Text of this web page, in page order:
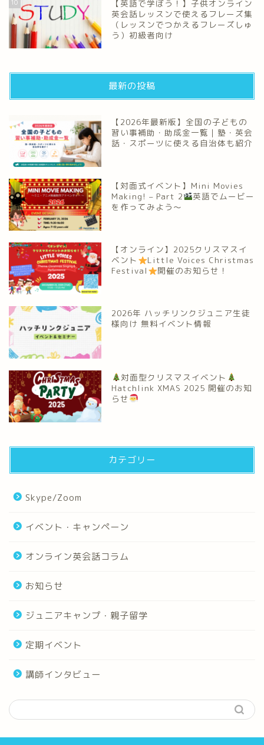
10
【英語で学ぼう！】子供オンライン
英会話レッスンで使えるフレーズ集
（レッスンでつかえるフレーズしゅ
う）初級者向け
最新の投稿
【2026年最新版】全国の子どもの
習い事補助・助成金一覧｜塾・英会
話・スポーツに使える自治体も紹介
【対面式イベント】Mini Movies
Making! – Part 2
英語でムービー
を作ってみよう～
【オンライン】2025クリスマスイ
ベント
Little Voices Christmas
Festival
開催のお知らせ！
2026年 ハッチリンクジュニア生徒
様向け 無料イベント情報
対面型クリスマスイベント
Hatchlink XMAS 2025 開催のお知
らせ
カテゴリー
Skype/Zoom
イベント・キャンペーン
オンライン英会話コラム
お知らせ
ジュニアキャンプ・親子留学
定期イベント
講師インタビュー